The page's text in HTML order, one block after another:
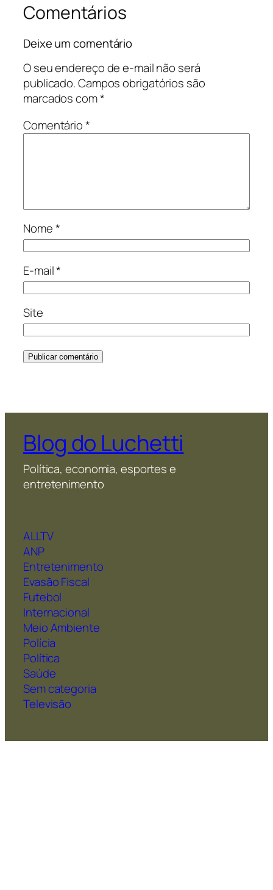
Comentários
Deixe um comentário
O seu endereço de e-mail não será
publicado.Campos obrigatórios são
marcados com*
Comentário*
Nome*
E-mail*
Site
Blog do Luchetti
Política, economia, esportes e
entretenimento
ALLTV
ANP
Entretenimento
Evasão Fiscal
Futebol
Internacional
Meio Ambiente
Polícia
Política
Saúde
Sem categoria
Televisão